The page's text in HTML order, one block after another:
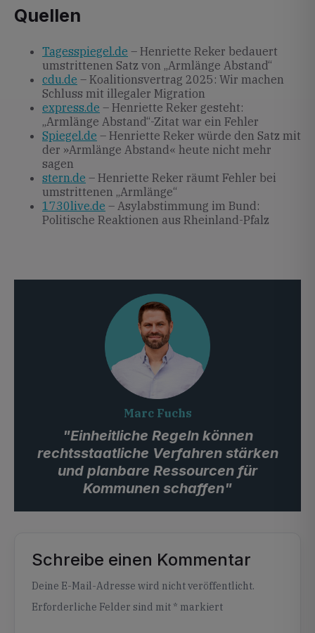
Quellen
Tagesspiegel.de – Henriette Reker bedauert
umstrittenen Satz von „Armlänge Abstand“
cdu.de – Koalitionsvertrag 2025: Wir machen
Schluss mit illegaler Migration
express.de – Henriette Reker gesteht:
„Armlänge Abstand“-Zitat war ein Fehler
Spiegel.de – Henriette Reker würde den Satz mit
der »Armlänge Abstand« heute nicht mehr
sagen
stern.de – Henriette Reker räumt Fehler bei
umstrittenen „Armlänge“
1730live.de – Asylabstimmung im Bund:
Politische Reaktionen aus Rheinland-Pfalz
Marc Fuchs
"Einheitliche Regeln können
rechtsstaatliche Verfahren stärken
und planbare Ressourcen für
Kommunen schaffen"
Schreibe einen Kommentar
Deine E-Mail-Adresse wird nicht veröffentlicht.
Erforderliche Felder sind mit * markiert
Alternative: